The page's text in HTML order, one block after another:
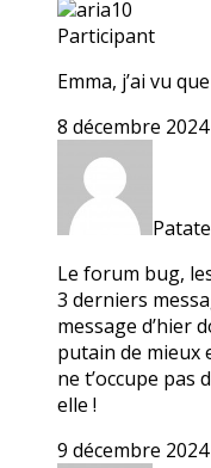
aria10
Participant
Emma, j’ai vu
8 décembre
Le forum bug,
3 derniers
message d’hier
putain de mieux
ne t’occupe
elle !
9 décembre